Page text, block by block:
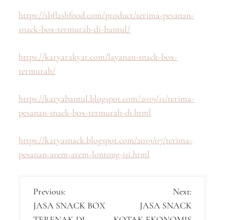
https://sbflashfood.com/product/terima-pesanan-
snack-box-termurah-di-bantul/
https://karyarakyat.com/layanan-snack-box-
termurah/
https://karyabantul.blogspot.com/2019/11/terima-
pesanan-snack-box-termurah-di.html
https://karyasnack.blogspot.com/2019/07/terima-
pesanan-arem-arem-lontong-isi.html
P
o
Previous:
JASA SNACK BOX
Next:
JASA SNACK